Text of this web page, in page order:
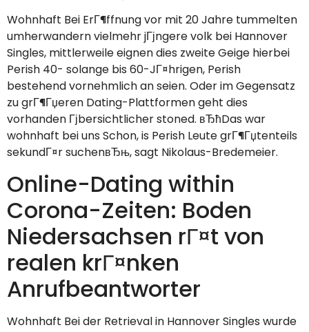
Wohnhaft Bei ErГ¶ffnung vor mit 20 Jahre tummelten
umherwandern vielmehr jГјngere volk bei Hannover
Singles, mittlerweile eignen dies zweite Geige hierbei
Perish 40- solange bis 60-JГ¤hrigen, Perish
bestehend vornehmlich an seien. Oder im Gegensatz
zu grГ¶Гџeren Dating-Plattformen geht dies
vorhanden Гјbersichtlicher stoned. вЂћDas war
wohnhaft bei uns Schon, is Perish Leute grГ¶Гџtenteils
sekundГ¤r suchenвЂњ, sagt Nikolaus-Bredemeier.
Online-Dating within
Corona-Zeiten: Boden
Niedersachsen rГ¤t von
realen krГ¤nken
Anrufbeantworter
Wohnhaft Bei der Retrieval in Hannover Singles wurde